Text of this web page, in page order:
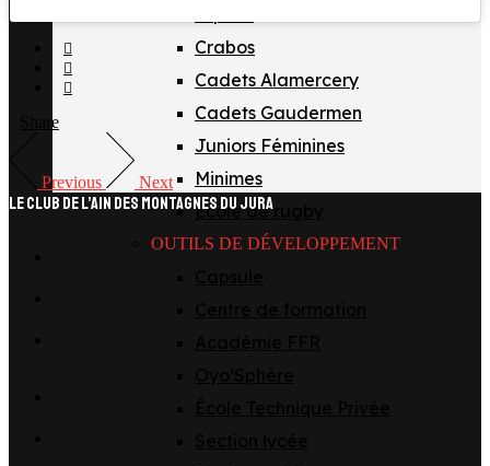
Crabos
Cadets Alamercery
Cadets Gaudermen
Juniors Féminines
Minimes
École de rugby
OUTILS DE DÉVELOPPEMENT
Share
Previous Next
LE CLUB DE L’AIN DES MONTAGNES DU JURA